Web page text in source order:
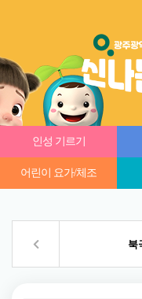
인성 기르기
어린이 요가/체조
북